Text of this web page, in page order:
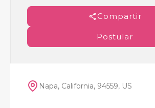
Compartir
Postular
Napa, California, 94559, US